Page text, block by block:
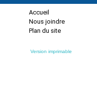
Accueil
Nous joindre
Plan du site
Version imprimable